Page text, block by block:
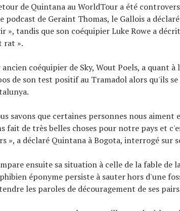
de Quintana au WorldTour a été
podcast de Geraint Thomas, le Gallois a
», tandis que son coéquipier Luke Rowe a
rat ».
ancien coéquipier de Sky, Wout Poels, a quant
de son test positif au Tramadol alors qu'ils
savons que certaines personnes nous aiment
fait de très belles choses pour notre pays et
», a déclaré Quintana à Bogota, interrogé sur
ensuite sa situation à celle de la fable de
éponyme persiste à sauter hors d'une
les paroles de découragement de ses